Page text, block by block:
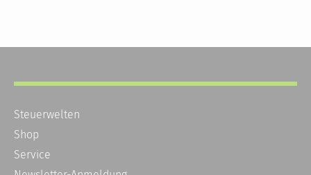
Steuerwelten
Shop
Service